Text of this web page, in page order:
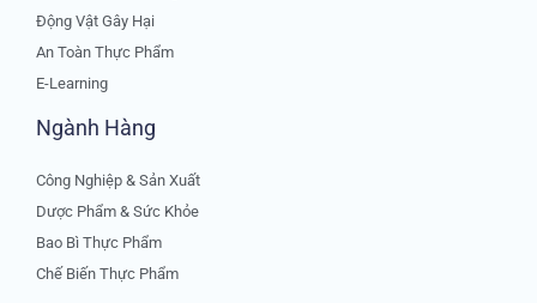
Động Vật Gây Hại
An Toàn Thực Phẩm
E-Learning
Ngành Hàng
Công Nghiệp & Sản Xuất
Dược Phẩm & Sức Khỏe
Bao Bì Thực Phẩm
Chế Biến Thực Phẩm